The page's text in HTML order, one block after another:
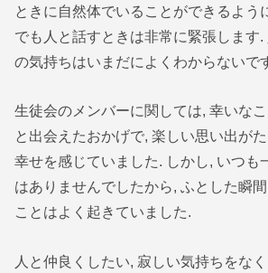
ときに自然体でいることができるよう
でも人と話すときは非常に緊張します.
の気持ちはいまだによくわからないで
生徒会のメンバーに関しては, 幸いな
と出会えたおかげで, 楽しい思い出が
幸せを感じていました. しかし, いつも
はありませんでしたから, ふとした瞬
ことはよく起きていました.
人と仲良くしたい, 寂しい気持ちをな